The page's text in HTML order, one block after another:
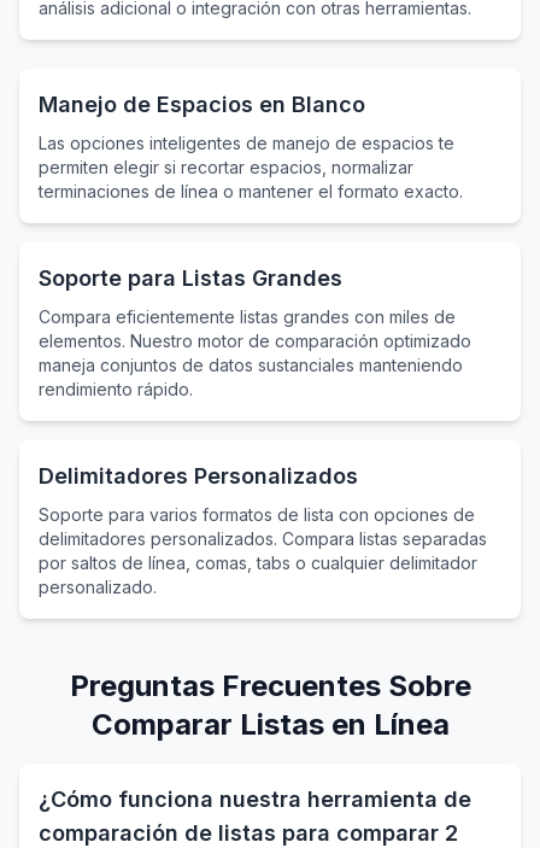
análisis adicional o integración con otras herramientas.
Manejo de Espacios en Blanco
Las opciones inteligentes de manejo de espacios te
permiten elegir si recortar espacios, normalizar
terminaciones de línea o mantener el formato exacto.
Soporte para Listas Grandes
Compara eficientemente listas grandes con miles de
elementos. Nuestro motor de comparación optimizado
maneja conjuntos de datos sustanciales manteniendo
rendimiento rápido.
Delimitadores Personalizados
Soporte para varios formatos de lista con opciones de
delimitadores personalizados. Compara listas separadas
por saltos de línea, comas, tabs o cualquier delimitador
personalizado.
Preguntas Frecuentes Sobre
Comparar Listas en Línea
¿Cómo funciona nuestra herramienta de
comparación de listas para comparar 2